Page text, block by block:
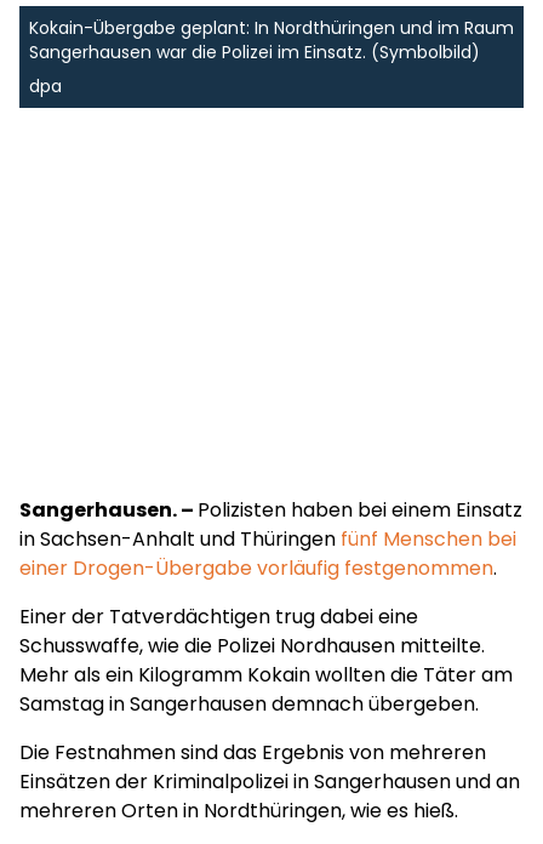
Kokain-Übergabe geplant: In Nordthüringen und im Raum
Sangerhausen war die Polizei im Einsatz. (Symbolbild)
dpa
Sangerhausen. – Polizisten haben bei einem Einsatz
in Sachsen-Anhalt und Thüringen fünf Menschen bei
einer Drogen-Übergabe vorläufig festgenommen.
Einer der Tatverdächtigen trug dabei eine
Schusswaffe, wie die Polizei Nordhausen mitteilte.
Mehr als ein Kilogramm Kokain wollten die Täter am
Samstag in Sangerhausen demnach übergeben.
Die Festnahmen sind das Ergebnis von mehreren
Einsätzen der Kriminalpolizei in Sangerhausen und an
mehreren Orten in Nordthüringen, wie es hieß.